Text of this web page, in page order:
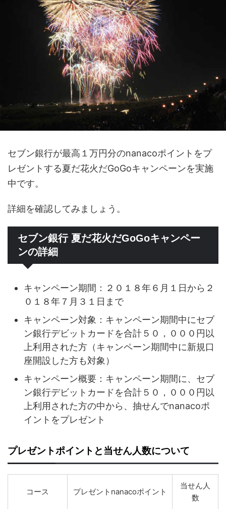
セブン銀行が最高１万円分のnanacoポイントをプ
レゼントする夏だ花火だGoGoキャンペーンを実施
中です。
詳細を確認してみましょう。
セブン銀行 夏だ花火だGoGoキャンペー
ンの詳細
キャンペーン期間：２０１８年６月１日から２
０１８年７月３１日まで
キャンペーン対象：キャンペーン期間中にセブ
ン銀行デビットカードを合計５０，０００円以
上利用された方（キャンペーン期間中に新規口
座開設した方も対象）
キャンペーン概要：キャンペーン期間に、セブ
ン銀行デビットカードを合計５０，０００円以
上利用された方の中から、抽せんでnanacoポ
イントをプレゼント
プレゼントポイントと当せん人数について
コース プレゼントnanacoポイント
当せん人
数